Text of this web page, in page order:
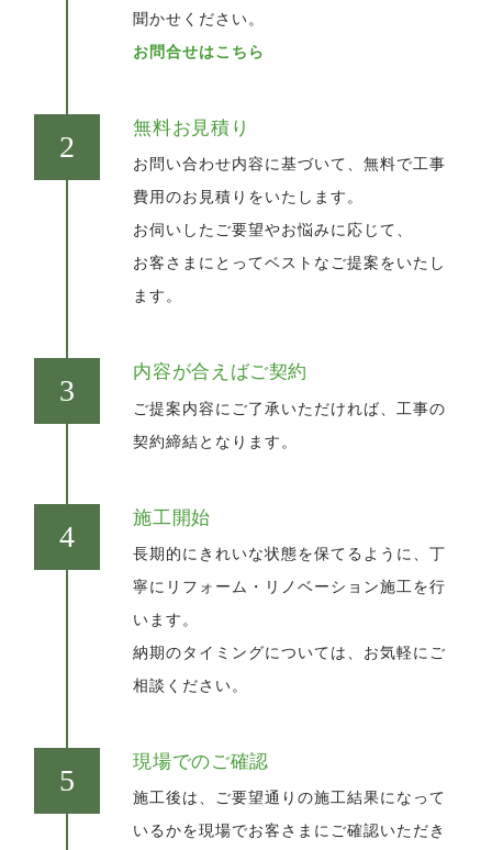
聞かせください。
お問合せはこちら
無料お見積り
お問い合わせ内容に基づいて、無料で工事
費用のお見積りをいたします。
お伺いしたご要望やお悩みに応じて、
お客さまにとってベストなご提案をいたし
ます。
内容が合えばご契約
ご提案内容にご了承いただければ、工事の
契約締結となります。
施工開始
長期的にきれいな状態を保てるように、丁
寧にリフォーム・リノベーション施工を行
います。
納期のタイミングについては、お気軽にご
相談ください。
現場でのご確認
施工後は、ご要望通りの施工結果になって
いるかを現場でお客さまにご確認いただき